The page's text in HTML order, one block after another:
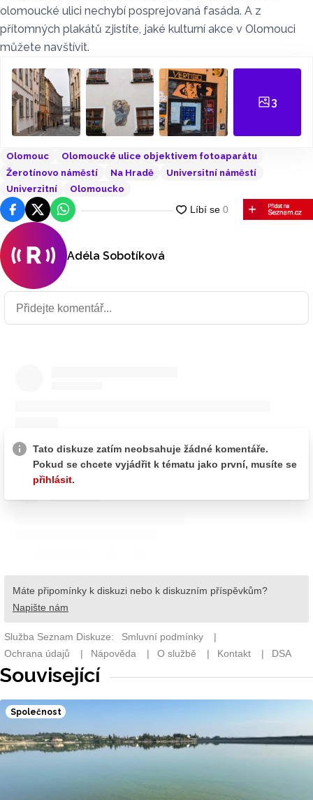
olomoucké ulici nechybí posprejovaná fasáda. A z
přítomných plakátů zjistíte, jaké kulturní akce v Olomouci
můžete navštívit.
3
Olomouc
Olomoucké ulice objektivem fotoaparátu
Žerotínovo náměstí
Na Hradě
Universitní náměstí
Univerzitní
Olomoucko
FacebookPlatforma X
WhatsApp
Adéla Sobotíková
Související
Společnost